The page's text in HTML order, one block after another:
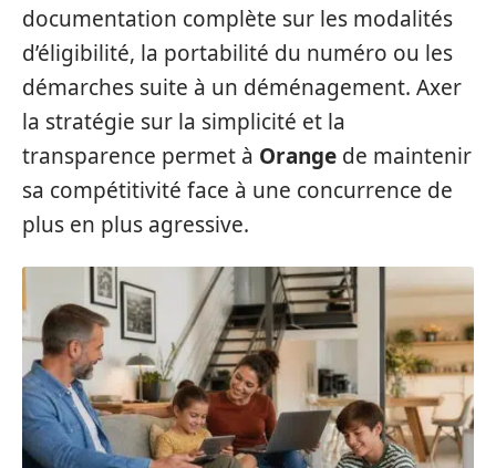
documentation complète sur les modalités
d’éligibilité, la portabilité du numéro ou les
démarches suite à un déménagement. Axer
la stratégie sur la simplicité et la
transparence permet à Orange de maintenir
sa compétitivité face à une concurrence de
plus en plus agressive.